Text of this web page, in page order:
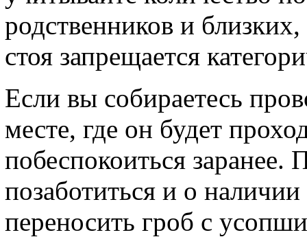
родственников и
стоя запрещается
Если вы собираетесь
месте, где он будет
побеспокоиться заранее.
позаботиться и о
переносить гроб с